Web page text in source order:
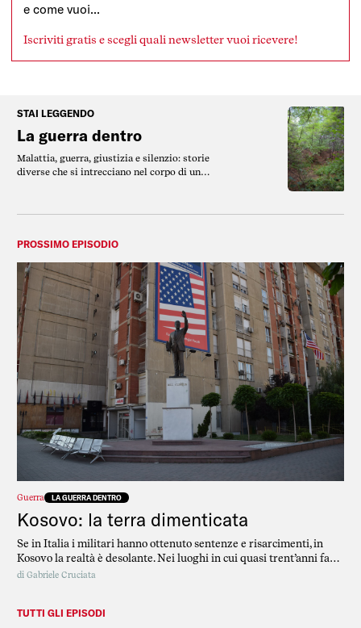
e come vuoi...
Iscriviti gratis e scegli quali newsletter vuoi ricevere!
STAI LEGGENDO
La guerra dentro
Malattia, guerra, giustizia e silenzio: storie
diverse che si intrecciano nel corpo di un
restano contaminati.
PROSSIMO EPISODIO
Guerra LA GUERRA DENTRO
Kosovo: la terra dimenticata
Se in Italia i militari hanno ottenuto sentenze e risarcimenti, in
Kosovo la realtà è desolante. Nei luoghi in cui quasi trent’anni fa
sono cadute le bombe non ci sono ancora risposte.
di Gabriele Cruciata
TUTTI GLI EPISODI